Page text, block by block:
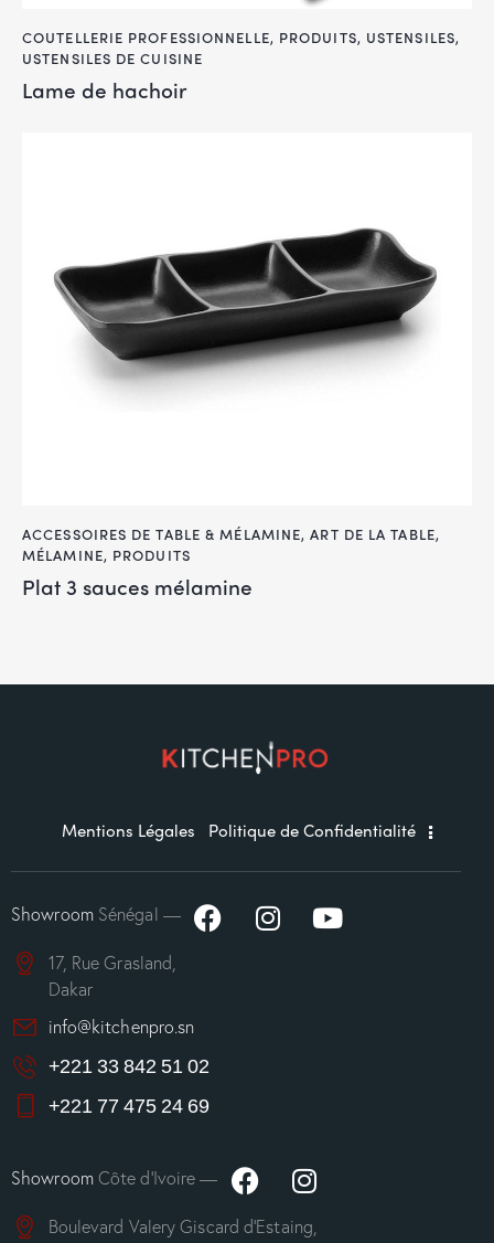
COUTELLERIE PROFESSIONNELLE, PRODUITS, USTENSILES,
USTENSILES DE CUISINE
Lame de hachoir
ACCESSOIRES DE TABLE & MÉLAMINE,ART DE LA TABLE,
MÉLAMINE, PRODUITS
Plat 3 sauces mélamine
Mentions Légales Politique de Confidentialité
ShowroomSénégal —
17, Rue Grasland,
Dakar
info@kitchenpro.sn
+221 33 842 51 02
+221 77 475 24 69
ShowroomCôte d’Ivoire —
Boulevard Valery Giscard d’Estaing,